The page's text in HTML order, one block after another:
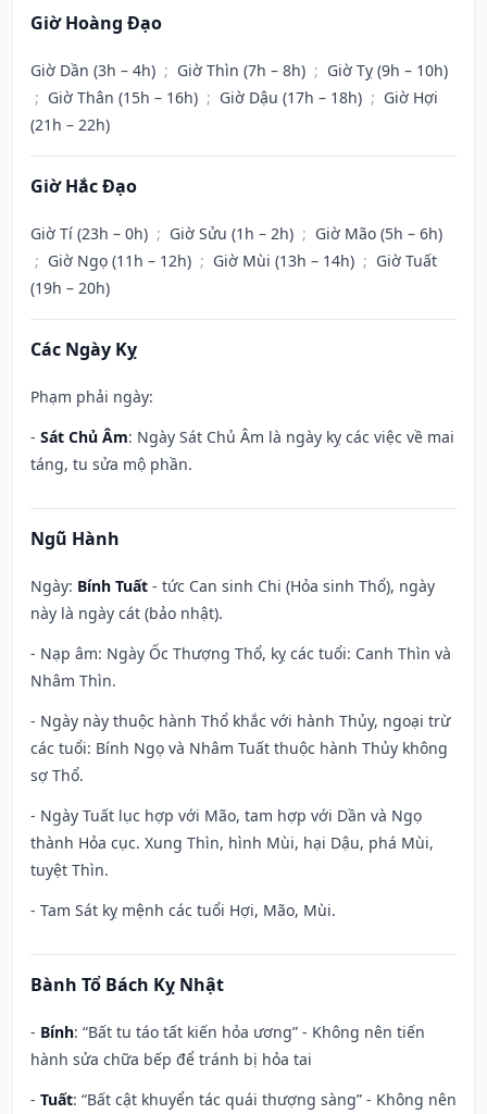
Giờ Hoàng Đạo
Giờ Dần (3h – 4h) ; Giờ Thìn (7h – 8h) ; Giờ Tỵ (9h – 10h)
; Giờ Thân (15h – 16h) ; Giờ Dậu (17h – 18h) ; Giờ Hợi
(21h – 22h)
Giờ Hắc Đạo
Giờ Tí (23h – 0h) ; Giờ Sửu (1h – 2h) ; Giờ Mão (5h – 6h)
; Giờ Ngọ (11h – 12h) ; Giờ Mùi (13h – 14h) ; Giờ Tuất
(19h – 20h)
Các Ngày Kỵ
Phạm phải ngày:
- Sát Chủ Âm: Ngày Sát Chủ Âm là ngày kỵ các việc về mai
táng, tu sửa mộ phần.
Ngũ Hành
Ngày: Bính Tuất - tức Can sinh Chi (Hỏa sinh Thổ), ngày
này là ngày cát (bảo nhật).
- Nạp âm: Ngày Ốc Thượng Thổ, kỵ các tuổi: Canh Thìn và
Nhâm Thìn.
- Ngày này thuộc hành Thổ khắc với hành Thủy, ngoại trừ
các tuổi: Bính Ngọ và Nhâm Tuất thuộc hành Thủy không
sợ Thổ.
- Ngày Tuất lục hợp với Mão, tam hợp với Dần và Ngọ
thành Hỏa cục. Xung Thìn, hình Mùi, hại Dậu, phá Mùi,
tuyệt Thìn.
- Tam Sát kỵ mệnh các tuổi Hợi, Mão, Mùi.
Bành Tổ Bách Kỵ Nhật
- Bính: “Bất tu táo tất kiến hỏa ương” - Không nên tiến
hành sửa chữa bếp để tránh bị hỏa tai
- Tuất: “Bất cật khuyển tác quái thượng sàng” - Không nên